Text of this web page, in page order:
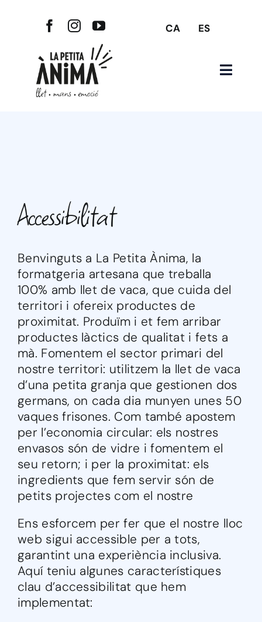
CA ES
Toggle
Notícies
Accessibilitat
Benvinguts a La Petita Ànima, la
formatgeria artesana que treballa
100% amb llet de vaca, que cuida del
territori i ofereix productes de
proximitat. Produïm i et fem arribar
productes làctics de qualitat i fets a
mà. Fomentem el sector primari del
nostre territori: utilitzem la llet de vaca
d’una petita granja que gestionen dos
germans, on cada dia munyen unes 50
vaques frisones. Com també apostem
per l’economia circular: els nostres
envasos són de vidre i fomentem el
seu retorn; i per la proximitat: els
ingredients que fem servir són de
petits projectes com el nostre
Ens esforcem per fer que el nostre lloc
web sigui accessible per a tots,
garantint una experiència inclusiva.
Aquí teniu algunes característiques
clau d’accessibilitat que hem
implementat: